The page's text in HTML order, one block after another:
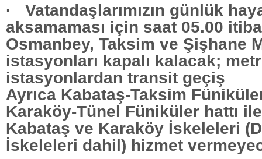
· Vatandaşlarımızın günlük
aksamaması için saat 05.00
Osmanbey, Taksim ve Şişhane
istasyonları kapalı kalacak;
istasyonlardan transit geçiş
Ayrıca Kabataş-Taksim
Karaköy-Tünel Füniküler hattı
Kabataş ve Karaköy İskeleleri
İskeleleri dahil) hizmet